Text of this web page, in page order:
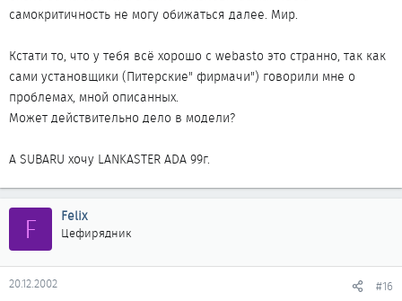
самокритичность не могу обижаться далее. Мир.
Кстати то, что у тебя всё хорошо с webasto это странно, так как
сами установщики (Питерские" фирмачи") говорили мне о
проблемах, мной описанных.
Может действительно дело в модели?
А SUBARU хочу LANKASTER ADA 99г.
F Felix
Цефирядник
20.12.2002 #16